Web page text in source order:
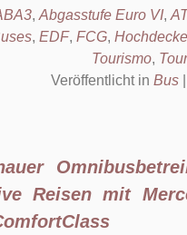
, Abgasstufe Euro VI,
, EDF, FCG,
Tourismo,
Veröffentlicht in Bus
Reisen mit